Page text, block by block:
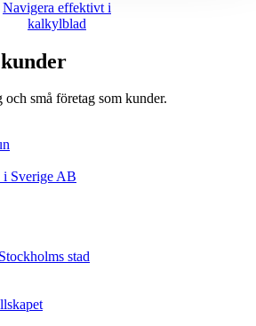
Navigera effektivt i
kalkylblad
små företag som kunder.